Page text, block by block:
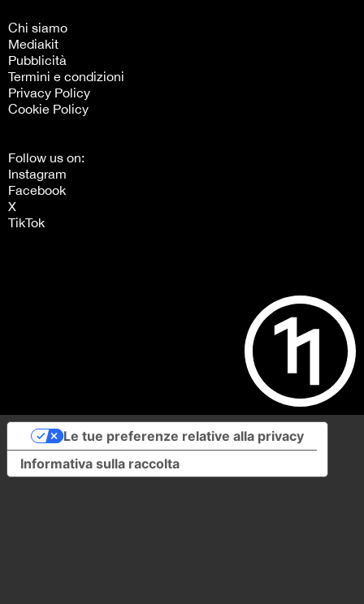
Chi siamo
Mediakit
Pubblicità
Termini e condizioni
Privacy Policy
Cookie Policy
Follow us on:
Instagram
Facebook
X
TikTok
Informativa sulla raccolta
Le tue preferenze relative alla privacy